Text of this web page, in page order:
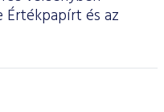
Értékpapírt és az